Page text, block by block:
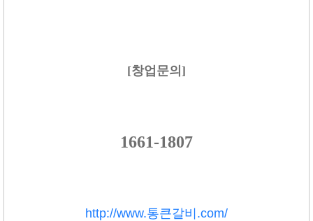
[창업문의]
1661-1807
http://www.통큰갈비.com/